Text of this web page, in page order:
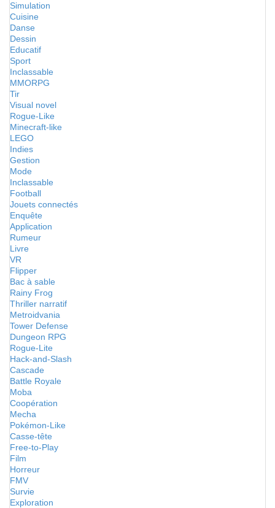
Simulation
Cuisine
Danse
Dessin
Educatif
Sport
Inclassable
MMORPG
Tir
Visual novel
Rogue-Like
Minecraft-like
LEGO
Indies
Gestion
Mode
Inclassable
Football
Jouets connectés
Enquête
Application
Rumeur
Livre
VR
Flipper
Bac à sable
Rainy Frog
Thriller narratif
Metroidvania
Tower Defense
Dungeon RPG
Rogue-Lite
Hack-and-Slash
Cascade
Battle Royale
Moba
Coopération
Mecha
Pokémon-Like
Casse-tête
Free-to-Play
Film
Horreur
FMV
Survie
Exploration